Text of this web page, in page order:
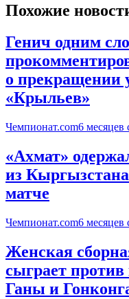
Похожие
Генич одним
о прекращении
«Крыльев»
Чемпионат.com6 месяцев
«Ахмат»
из
матче
Чемпионат.com6 месяцев
Женская
сыграет
Ганы и